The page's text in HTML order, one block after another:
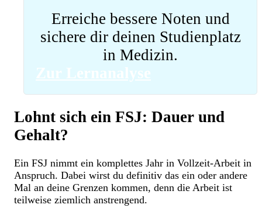
Erreiche bessere Noten und
sichere dir deinen Studienplatz
in Medizin.
Zur Lernanalyse
Lohnt sich ein FSJ: Dauer und
Gehalt?
Ein FSJ nimmt ein komplettes Jahr in Vollzeit-Arbeit in
Anspruch. Dabei wirst du definitiv das ein oder andere
Mal an deine Grenzen kommen, denn die Arbeit ist
teilweise ziemlich anstrengend.